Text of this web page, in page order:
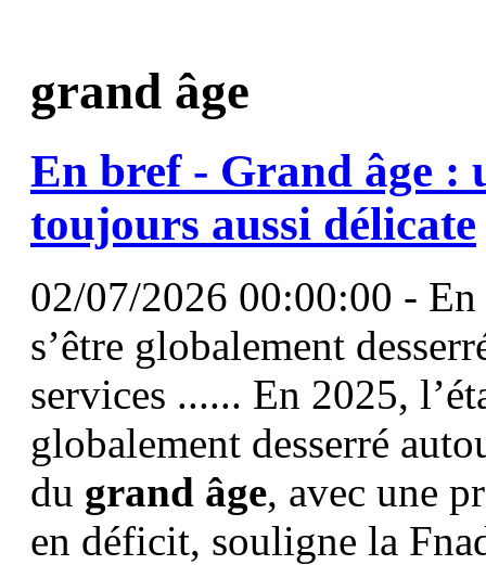
grand âge
En bref - Grand âge :
toujours aussi délicate
02/07/2026 00:00:00 -
s’être globalement
services ...... En 2025,
globalement desserré
du grand âge, avec une
en déficit, souligne la